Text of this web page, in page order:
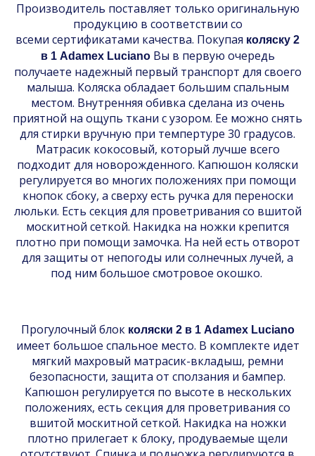
Производитель поставляет только оригинальную
продукцию в соответствии со
всеми сертификатами качества. Покупая коляску 2
в 1 Adamex LucianoВы в первую очередь
получаете надежный первый транспорт для своего
малыша. Коляска обладает большим спальным
местом. Внутренняя обивка сделана из очень
приятной на ощупь ткани с узором. Ее можно снять
для стирки вручную при темпертуре 30 градусов.
Матрасик кокосовый, который лучше всего
подходит для новорожденного. Капюшон коляски
регулируется во многих положениях при помощи
кнопок сбоку, а сверху есть ручка для переноски
люльки. Есть секция для проветривания со вшитой
москитной сеткой. Накидка на ножки крепится
плотно при помощи замочка. На ней есть отворот
для защиты от непогоды или солнечных лучей, а
под ним большое смотровое окошко.
Прогулочный блок коляски 2 в 1 Adamex Luciano
имеет большое спальное место. В комплекте идет
мягкий махровый матрасик-вкладыш, ремни
безопасности, защита от сползания и бампер.
Капюшон регулируется по высоте в нескольких
положениях, есть секция для проветривания со
вшитой москитной сеткой. Накидка на ножки
плотно прилегает к блоку, продуваемые щели